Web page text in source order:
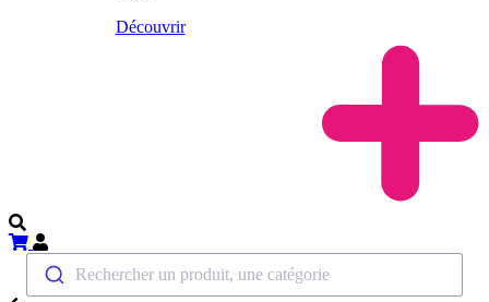
Découvrir
Rechercher un produit, une catégorie